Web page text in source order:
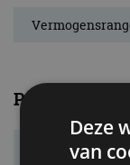
Prestaties
Deze
van